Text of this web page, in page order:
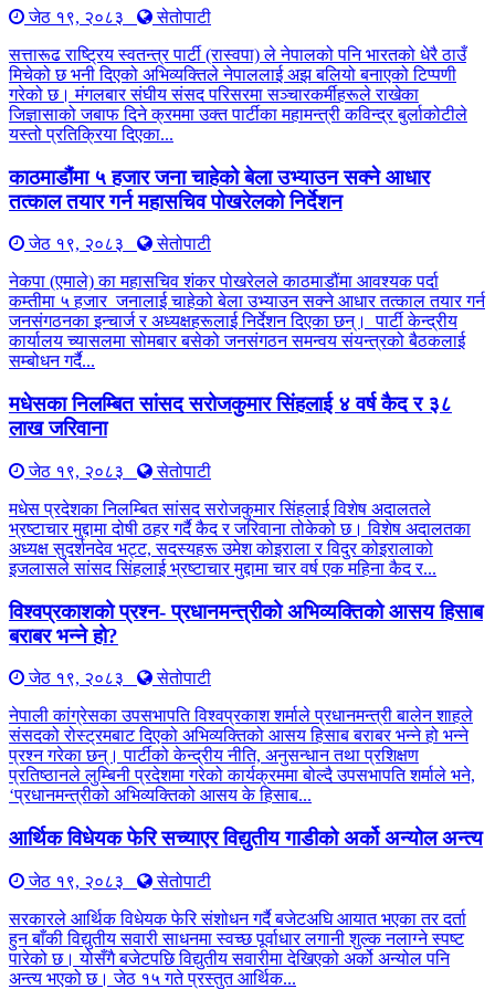
जेठ १९, २०८३
सेतोपाटी
सत्तारूढ राष्ट्रिय स्वतन्त्र पार्टी (रास्वपा) ले नेपालको पनि भारतको धेरै ठाउँ
मिचेको छ भनी दिएको अभिव्यक्तिले नेपाललाई अझ बलियो बनाएको टिप्पणी
गरेको छ। मंगलबार संघीय संसद परिसरमा सञ्चारकर्मीहरूले राखेका
जिज्ञासाको जबाफ दिने क्रममा उक्त पार्टीका महामन्त्री कविन्द्र बुर्लाकोटीले
यस्तो प्रतिक्रिया दिएका...
काठमाडौंमा ५ हजार जना चाहेको बेला उभ्याउन सक्ने आधार
तत्काल तयार गर्न महासचिव पोखरेलको निर्देशन
जेठ १९, २०८३
सेतोपाटी
नेकपा (एमाले) का महासचिव शंकर पोखरेलले काठमाडौंमा आवश्यक पर्दा
कम्तीमा ५ हजार जनालाई चाहेको बेला उभ्याउन सक्ने आधार तत्काल तयार गर्न
जनसंगठनका इन्चार्ज र अध्यक्षहरूलाई निर्देशन दिएका छन्। पार्टी केन्द्रीय
कार्यालय च्यासलमा सोमबार बसेको जनसंगठन समन्वय संयन्त्रको बैठकलाई
सम्बोधन गर्दै...
मधेसका निलम्बित सांसद सरोजकुमार सिंहलाई ४ वर्ष कैद र ३८
लाख जरिवाना
जेठ १९, २०८३
सेतोपाटी
मधेस प्रदेशका निलम्बित सांसद सरोजकुमार सिंहलाई विशेष अदालतले
भ्रष्टाचार मुद्दामा दोषी ठहर गर्दै कैद र जरिवाना तोकेको छ। विशेष अदालतका
अध्यक्ष सुदर्शनदेव भट्ट, सदस्यहरू उमेश कोइराला र विदुर कोइरालाको
इजलासले सांसद सिंहलाई भ्रष्टाचार मुद्दामा चार वर्ष एक महिना कैद र...
विश्वप्रकाशको प्रश्न- प्रधानमन्त्रीको अभिव्यक्तिको आसय हिसाब
बराबर भन्ने हो?
जेठ १९, २०८३
सेतोपाटी
नेपाली कांग्रेसका उपसभापति विश्वप्रकाश शर्माले प्रधानमन्त्री बालेन शाहले
संसदको रोस्ट्रमबाट दिएको अभिव्यक्तिको आसय हिसाब बराबर भन्ने हो भन्ने
प्रश्न गरेका छन्। पार्टीको केन्द्रीय नीति, अनुसन्धान तथा प्रशिक्षण
प्रतिष्ठानले लुम्बिनी प्रदेशमा गरेको कार्यक्रममा बोल्दै उपसभापति शर्माले भने,
‘प्रधानमन्त्रीको अभिव्यक्तिको आसय के हिसाब...
आर्थिक विधेयक फेरि सच्याएर विद्युतीय गाडीको अर्को अन्योल अन्त्य
जेठ १९, २०८३
सेतोपाटी
सरकारले आर्थिक विधेयक फेरि संशोधन गर्दै बजेटअघि आयात भएका तर दर्ता
हुन बाँकी विद्युतीय सवारी साधनमा स्वच्छ पूर्वाधार लगानी शुल्क नलाग्ने स्पष्ट
पारेको छ। योसँगै बजेटपछि विद्युतीय सवारीमा देखिएको अर्को अन्योल पनि
अन्त्य भएको छ। जेठ १५ गते प्रस्तुत आर्थिक...